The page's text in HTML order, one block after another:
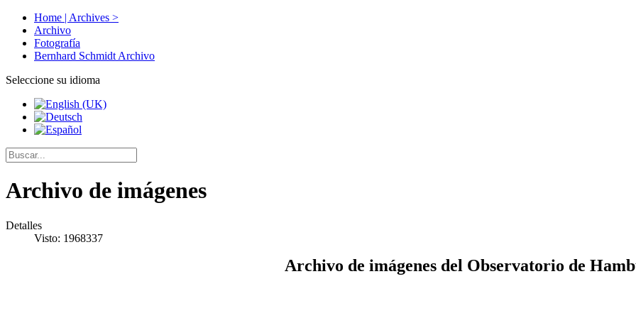
Home | Archives >
Archivo
Fotografía
Bernhard Schmidt Archivo
Seleccione su idioma
Archivo de imágenes
Detalles
Visto: 1968337
Archivo de imágenes del Observatorio de